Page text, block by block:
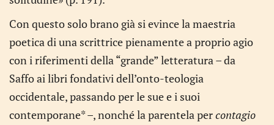
Con questo solo brano già si evince la maestria
poetica di una scrittrice pienamente a proprio agio
con i riferimenti della “grande” letteratura – da
Saffo ai libri fondativi dell’onto-teologia
occidentale, passando per le sue e i suoi
contemporane* –, nonché la parentela percontagio